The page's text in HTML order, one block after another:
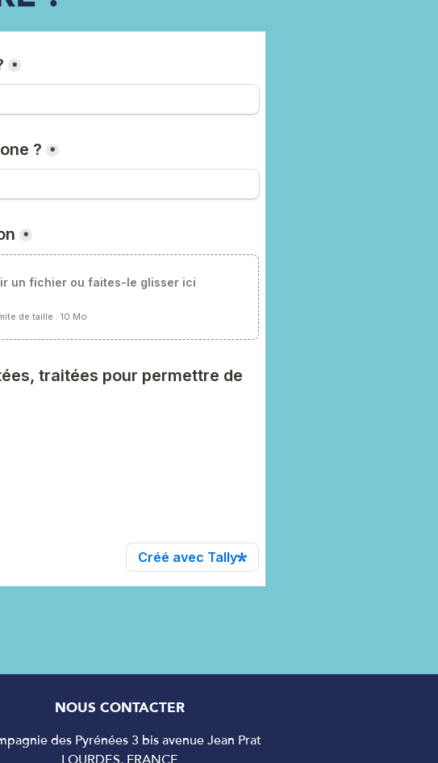
NOUS CONTACTER
des Pyrénées 3 bis avenue Jean Prat
LOURDES, FRANCE